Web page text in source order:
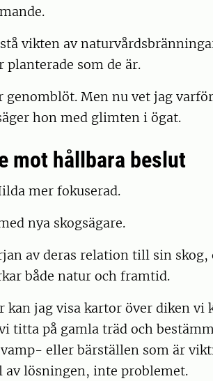
vikten av
som de är.
Men nu vet jag
hon med glimten i ögat.
mot hållbara beslut
mer fokuserad.
nya skogsägare.
av deras relation till sin skog,
både natur och framtid.
jag visa kartor över diken vi
titta på gamla träd och
eller bärställen som är
av lösningen, inte problemet.